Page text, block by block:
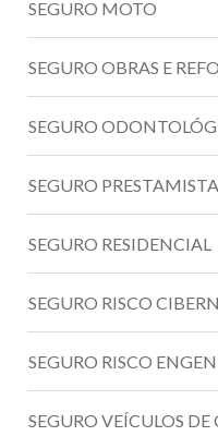
SEGURO MOTO
SEGURO OBRAS E
SEGURO
SEGURO PRESTAMISTA
SEGURO RESIDENCIAL
SEGURO RISCO
SEGURO RISCO
SEGURO VEÍCULOS DE